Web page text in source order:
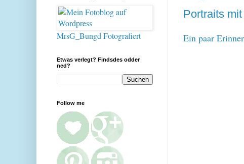
Portraits
Ein paar
MrsG_Bungd Fotografiert
Etwas verlegt? Findsdes odder
ned?
Follow me